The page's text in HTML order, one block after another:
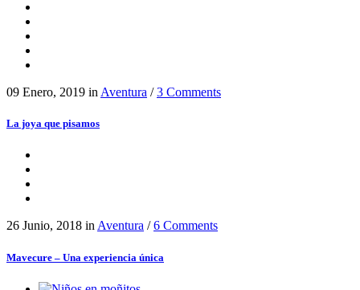
09 Enero, 2019 in Aventura /3 Comments
La joya que pisamos
26 Junio, 2018 in Aventura /6 Comments
Mavecure – Una experiencia única